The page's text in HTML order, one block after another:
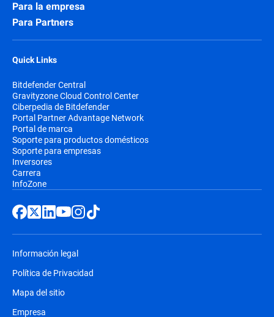
Para la empresa
Para Partners
Quick Links
Bitdefender Central
Gravityzone Cloud Control Center
Ciberpedia de Bitdefender
Portal Partner Advantage Network
Portal de marca
Soporte para productos domésticos
Soporte para empresas
Inversores
Carrera
InfoZone
Información legal
Política de Privacidad
Mapa del sitio
Empresa